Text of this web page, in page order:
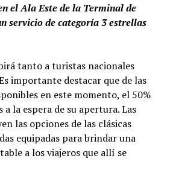
el Ala Este de la Terminal de
servicio de categoría 3 estrellas
tanto a turistas nacionales
importante destacar que de las
en este momento, el 50%
a la espera de su apertura. Las
las opciones de las clásicas
equipadas para brindar una
a los viajeros que allí se